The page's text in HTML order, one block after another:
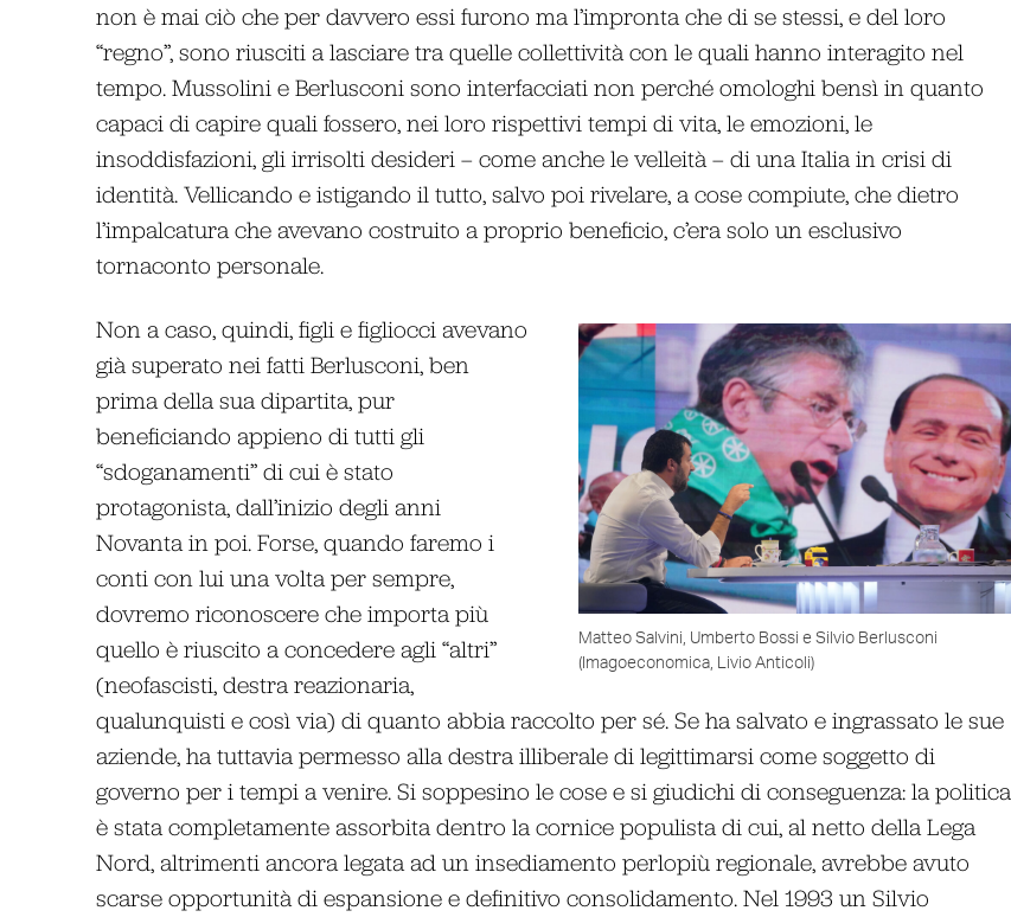
non è mai ciò che per davvero essi furono ma l’impronta che di se stessi, e del loro
“regno”, sono riusciti a lasciare tra quelle collettività con le quali hanno interagito nel
tempo. Mussolini e Berlusconi sono interfacciati non perché omologhi bensì in quanto
capaci di capire quali fossero, nei loro rispettivi tempi di vita, le emozioni, le
insoddisfazioni, gli irrisolti desideri – come anche le velleità – di una Italia in crisi di
identità. Vellicando e istigando il tutto, salvo poi rivelare, a cose compiute, che dietro
l’impalcatura che avevano costruito a proprio beneficio, c’era solo un esclusivo
tornaconto personale.
Matteo Salvini, Umberto Bossi e Silvio Berlusconi
(Imagoeconomica, Livio Anticoli)
Non a caso, quindi, figli e figliocci avevano
già superato nei fatti Berlusconi, ben
prima della sua dipartita, pur
beneficiando appieno di tutti gli
“sdoganamenti” di cui è stato
protagonista, dall’inizio degli anni
Novanta in poi. Forse, quando faremo i
conti con lui una volta per sempre,
dovremo riconoscere che importa più
quello è riuscito a concedere agli “altri”
(neofascisti, destra reazionaria,
qualunquisti e così via) di quanto abbia raccolto per sé. Se ha salvato e ingrassato le sue
aziende, ha tuttavia permesso alla destra illiberale di legittimarsi come soggetto di
governo per i tempi a venire. Si soppesino le cose e si giudichi di conseguenza: la politica
è stata completamente assorbita dentro la cornice populista di cui, al netto della Lega
Nord, altrimenti ancora legata ad un insediamento perlopiù regionale, avrebbe avuto
scarse opportunità di espansione e definitivo consolidamento. Nel 1993 un Silvio